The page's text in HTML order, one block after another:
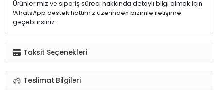
Ürünlerimiz ve sipariş süreci hakkında detaylı bilgi almak için
WhatsApp destek hattımız üzerinden bizimle iletişime
geçebilirsiniz.
Taksit Seçenekleri
Teslimat Bilgileri